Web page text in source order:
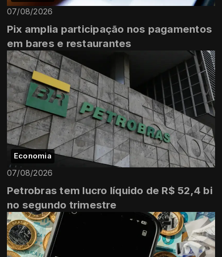
07/08/2026
Pix amplia participação nos pagamentos
em bares e restaurantes
Economia
07/08/2026
Petrobras tem lucro líquido de R$ 52,4 bi
no segundo trimestre